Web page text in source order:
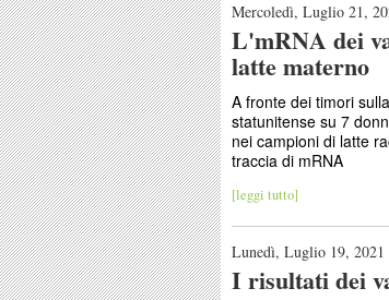
Mercoledì, Luglio 21,
L'mRNA dei
latte materno
A fronte dei timori
statunitense su 7
nei campioni di latte
traccia di mRNA
[leggi tutto]
Lunedì, Luglio 19, 2021
I risultati dei